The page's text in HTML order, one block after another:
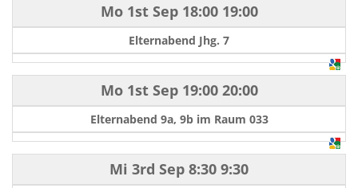
Mo 1st Sep18:00 19:00
Elternabend Jhg. 7
Mo 1st Sep19:00 20:00
Elternabend 9a, 9b im Raum 033
Mi 3rd Sep 8:30 9:30